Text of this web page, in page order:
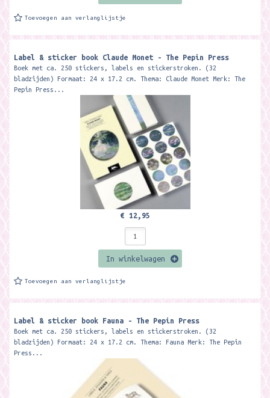
Toevoegen aan verlanglijstje
Label & sticker book Claude Monet - The Pepin Press
Boek met ca. 250 stickers, labels en stickerstroken. (32
bladzijden) Formaat: 24 x 17.2 cm. Thema: Claude Monet Merk: The
Pepin Press...
€ 12,95
In winkelwagen
Toevoegen aan verlanglijstje
Label & sticker book Fauna - The Pepin Press
Boek met ca. 250 stickers, labels en stickerstroken. (32
bladzijden) Formaat: 24 x 17.2 cm. Thema: Fauna Merk: The Pepin
Press...